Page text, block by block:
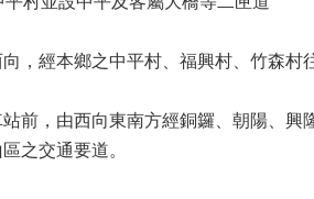
，經本鄉之中平村、福興村、竹森
前，由西向東南方經銅鑼、朝陽、
之交通要道。